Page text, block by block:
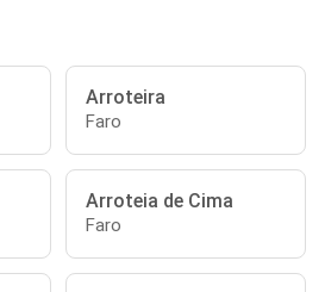
Arroteira
Faro
Arroteia de Cima
Faro